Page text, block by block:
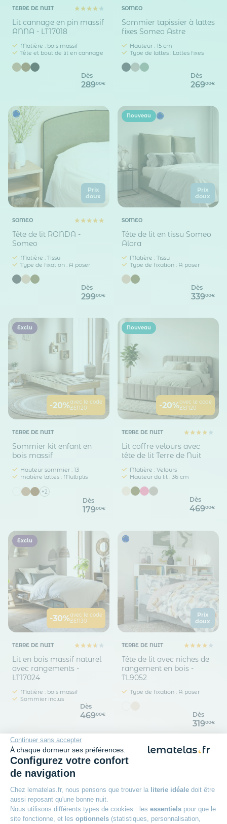
Continuer sans accepter
À chaque dormeur ses préférences.
Configurez votre confort
de navigation
Chez lematelas.fr, nous pensons que trouver la literie idéale doit être
aussi reposant qu'une bonne nuit.
Nous utilisons différents types de cookies : les essentiels pour que le
site fonctionne, et les optionnels (statistiques, personnalisation,
TERRE DE NUIT
Lit cannage en pin massif
ANNA - LT17018
Matière : bois massif
Tête et bout de lit en cannage
Dès
28900€
SOMEO
Sommier tapissier à lattes
fixes Someo Astre
Hauteur : 15 cm
Type de lattes : Lattes fixes
Dès
26900€
Prix
doux
SOMEO
Tête de lit RONDA -
Someo
Matière : Tissu
Type de fixation : A poser
Dès
29900€
Nouveau
Prix
doux
SOMEO
Tête de lit en tissu Someo
Alora
Matière : Tissu
Type de fixation : A poser
Dès
33900€
Exclu
-20%avec le code
ZEN20
TERRE DE NUIT
Sommier kit enfant en
bois massif
Hauteur sommier : 13
matière lattes : Multiplis
+2
Dès
17900€
Nouveau
-20%avec le code
ZEN20
TERRE DE NUIT
Lit coffre velours avec
tête de lit Terre de Nuit
Matière : Velours
Hauteur du lit : 36 cm
Dès
46900€
Exclu
-30%avec le code
ZEN30
TERRE DE NUIT
Lit en bois massif naturel
avec rangements -
LT17024
Matière : bois massif
Sommier inclus
Dès
46900€
Prix
doux
TERRE DE NUIT
Tête de lit avec niches de
rangement en bois -
TL9052
Type de fixation : A poser
Dès
31900€